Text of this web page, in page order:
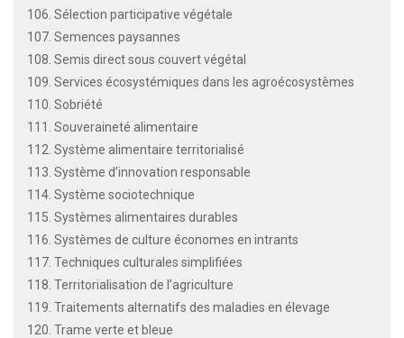
106. Sélection participative végétale
107. Semences paysannes
108. Semis direct sous couvert végétal
109. Services écosystémiques dans les agroécosystèmes
110. Sobriété
111. Souveraineté alimentaire
112. Système alimentaire territorialisé
113. Système d’innovation responsable
114. Système sociotechnique
115. Systèmes alimentaires durables
116. Systèmes de culture économes en intrants
117. Techniques culturales simplifiées
118. Territorialisation de l’agriculture
119. Traitements alternatifs des maladies en élevage
120. Trame verte et bleue